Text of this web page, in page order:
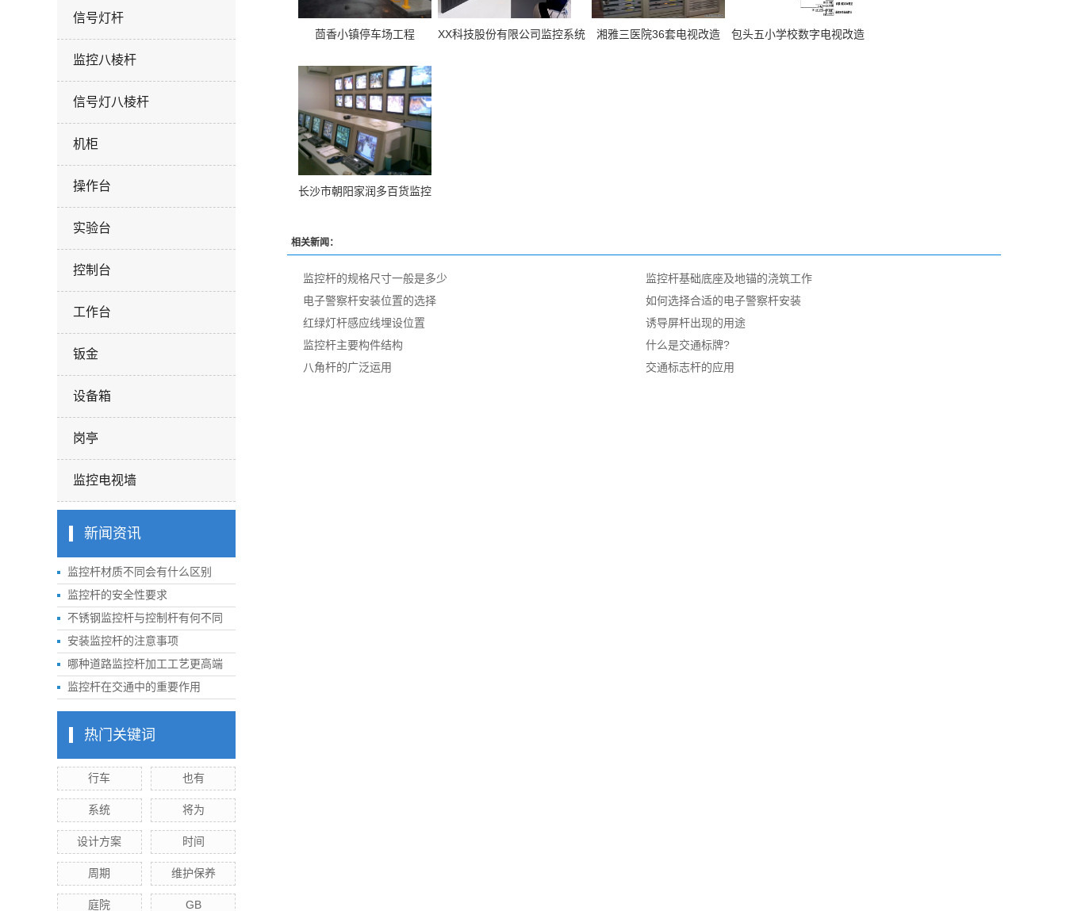
信号灯杆
监控八棱杆
信号灯八棱杆
机柜
操作台
实验台
控制台
工作台
钣金
设备箱
岗亭
监控电视墙
新闻资讯
监控杆材质不同会有什么区别
监控杆的安全性要求
不锈钢监控杆与控制杆有何不同
安装监控杆的注意事项
哪种道路监控杆加工工艺更高端
监控杆在交通中的重要作用
热门关键词
行车 也有
系统 将为
设计方案 时间
周期 维护保养
庭院 GB
茴香小镇停车场工程 XX科技股份有限公司监控系统 湘雅三医院36套电视改造 包头五小学校数字电视改造
长沙市朝阳家润多百货监控
相关新闻：
监控杆的规格尺寸一般是多少
监控杆基础底座及地锚的浇筑工作
电子警察杆安装位置的选择
如何选择合适的电子警察杆安装
红绿灯杆感应线埋设位置
诱导屏杆出现的用途
监控杆主要构件结构
什么是交通标牌?
八角杆的广泛运用
交通标志杆的应用